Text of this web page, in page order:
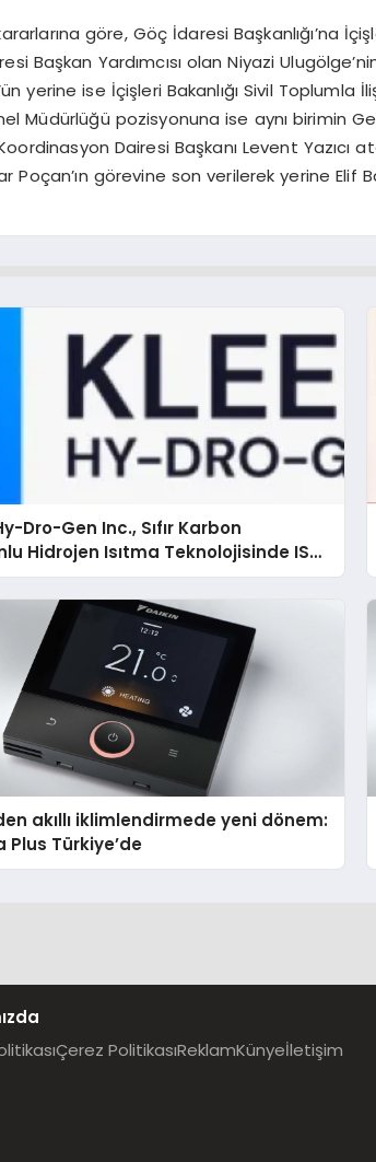
göre, Göç İdaresi Başkanlığı’na
Başkan Yardımcısı olan Niyazi
ise İçişleri Bakanlığı Sivil Toplumla
Müdürlüğü pozisyonuna ise aynı birimin
Dairesi Başkanı Levent Yazıcı
Poçan’ın görevine son verilerek yerine Elif
Dro-Gen Inc., Sıfır Karbon
Hidrojen Isıtma Teknolojisinde ISO
Düzenleyici Onaylarını Aldı
akıllı iklimlendirmede yeni dönem:
Plus Türkiye’de
Çerez PolitikasıReklamKünyeİletişim